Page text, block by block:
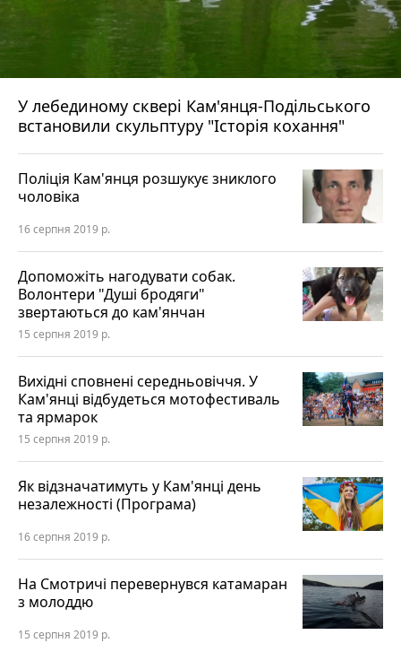
У лебединому сквері Кам'янця-Подільського
встановили скульптуру "Історія кохання"
Поліція Кам'янця розшукує зниклого
чоловіка
16 серпня 2019 р.
Допоможіть нагодувати собак.
Волонтери "Душі бродяги"
звертаються до кам'янчан
15 серпня 2019 р.
Вихідні сповнені середньовіччя. У
Кам'янці відбудеться мотофестиваль
та ярмарок
15 серпня 2019 р.
Як відзначатимуть у Кам'янці день
незалежності (Програма)
16 серпня 2019 р.
На Смотричі перевернувся катамаран
з молоддю
15 серпня 2019 р.